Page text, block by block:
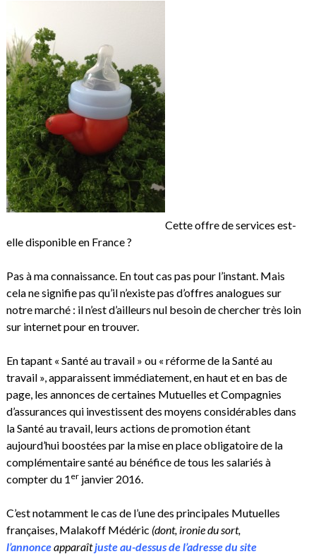
Cette offre de services est-
elle disponible en France ?
Pas à ma connaissance. En tout cas pas pour l’instant. Mais
cela ne signifie pas qu’il n’existe pas d’offres analogues sur
notre marché : il n’est d’ailleurs nul besoin de chercher très loin
sur internet pour en trouver.
En tapant « Santé au travail » ou « réforme de la Santé au
travail », apparaissent immédiatement, en haut et en bas de
page, les annonces de certaines Mutuelles et Compagnies
d’assurances qui investissent des moyens considérables dans
la Santé au travail, leurs actions de promotion étant
aujourd’hui boostées par la mise en place obligatoire de la
complémentaire santé au bénéfice de tous les salariés à
compter du 1 erjanvier 2016.
C’est notamment le cas de l’une des principales Mutuelles
françaises, Malakoff Médéric (dont, ironie du sort,
l’annonceapparaîtjuste au-dessus de l’adresse du site